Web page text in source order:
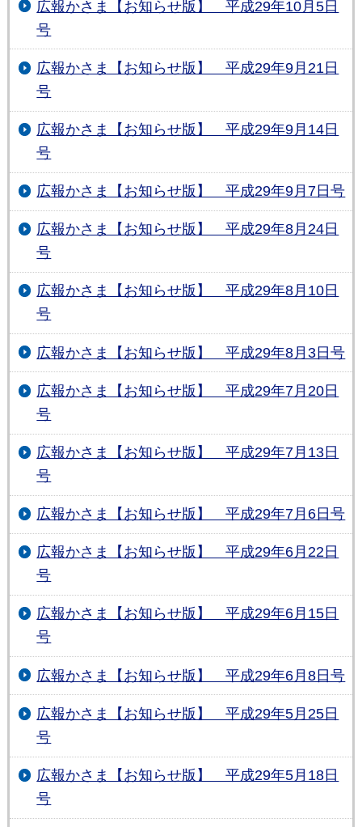
広報かさま【お知らせ版】 平成29年10月5日
号
広報かさま【お知らせ版】 平成29年9月21日
号
広報かさま【お知らせ版】 平成29年9月14日
号
広報かさま【お知らせ版】 平成29年9月7日号
広報かさま【お知らせ版】 平成29年8月24日
号
広報かさま【お知らせ版】 平成29年8月10日
号
広報かさま【お知らせ版】 平成29年8月3日号
広報かさま【お知らせ版】 平成29年7月20日
号
広報かさま【お知らせ版】 平成29年7月13日
号
広報かさま【お知らせ版】 平成29年7月6日号
広報かさま【お知らせ版】 平成29年6月22日
号
広報かさま【お知らせ版】 平成29年6月15日
号
広報かさま【お知らせ版】 平成29年6月8日号
広報かさま【お知らせ版】 平成29年5月25日
号
広報かさま【お知らせ版】 平成29年5月18日
号